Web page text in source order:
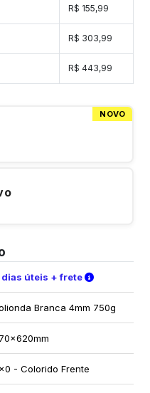
R$ 155,99
R$ 303,99
R$ 443,99
NOVO
dias úteis + frete Verifique
Branca 4mm 750g
- Colorido Frente